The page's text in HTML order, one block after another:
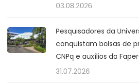
03.08.2026
Pesquisadores da
conquistam bolsas de
CNPq e auxílios da
31.07.2026